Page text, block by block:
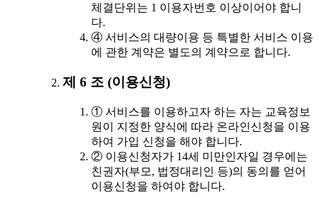
체결단위는 1 이용자번호 이상이어야 합니
다.
④ 서비스의 대량이용 등 특별한 서비스 이용
에 관한 계약은 별도의 계약으로 합니다.
제 6 조 (이용신청)
① 서비스를 이용하고자 하는 자는 교육정보
원이 지정한 양식에 따라 온라인신청을 이용
하여 가입 신청을 해야 합니다.
② 이용신청자가 14세 미만인자일 경우에는
친권자(부모, 법정대리인 등)의 동의를 얻어
이용신청을 하여야 합니다.